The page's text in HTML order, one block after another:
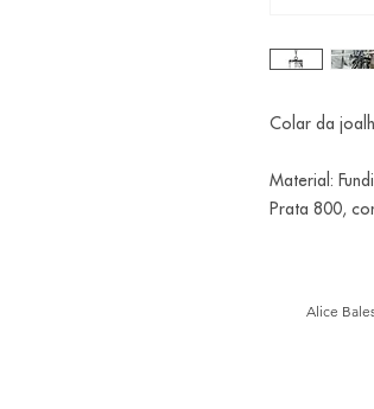
Colar da
Material:
Prata 800,
Alice